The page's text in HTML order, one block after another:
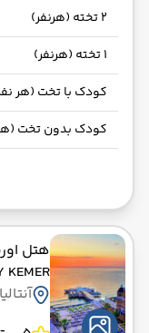
2 تخته (هرنفر)
1 تخته (هرنفر)
کودک با تخت (هر
کودک بدون تخت
هتل
KEMER
آنتالیا